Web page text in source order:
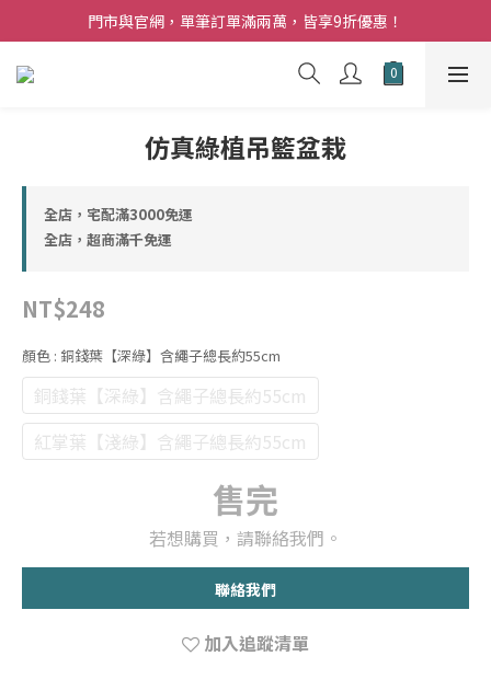
夏日購花福利．消費不限金額【贈】乾燥玫瑰乙束
門市與官網，單筆訂單滿兩萬，皆享9折優惠！
夏日購花福利．消費不限金額【贈】乾燥玫瑰乙束
仿真綠植吊籃盆栽
全店，宅配滿3000免運
全店，超商滿千免運
NT$248
顏色 : 銅錢葉【深綠】含繩子總長約55cm
銅錢葉【深綠】含繩子總長約55cm
紅掌葉【淺綠】含繩子總長約55cm
售完
若想購買，請聯絡我們。
聯絡我們
加入追蹤清單